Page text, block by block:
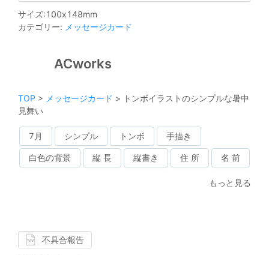
サイズ:100x148mm
カテゴリー: メッセージカード
ACworks
TOP > メッセージカード > トンボイラストのシンプルな暑中
見舞い
7月 シンプル トンボ 手描き
白色の背景 縦 長 縦書き 住 所 名 前
もっと見る
不具合報告